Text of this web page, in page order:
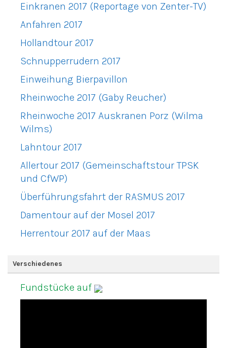
Einkranen 2017 (Reportage von Zenter-TV)
Anfahren 2017
Hollandtour 2017
Schnupperrudern 2017
Einweihung Bierpavillon
Rheinwoche 2017 (Gaby Reucher)
Rheinwoche 2017 Auskranen Porz (Wilma
Wilms)
Lahntour 2017
Allertour 2017 (Gemeinschaftstour TPSK
und CfWP)
Überführungsfahrt der RASMUS 2017
Damentour auf der Mosel 2017
Herrentour 2017 auf der Maas
Verschiedenes
Fundstücke auf